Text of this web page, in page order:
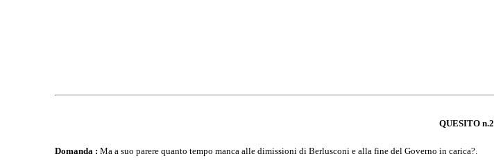
QUESITO n.2
Domanda : Ma a suo parere quanto tempo manca alle dimissioni di Berlusconi e alla fine del Governo in carica?.